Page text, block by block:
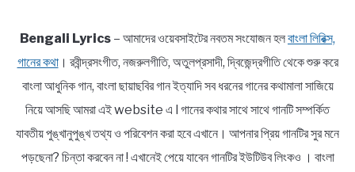
Bengali Lyrics – আমাদের ওয়েবসাইটের নবতম সংযোজন হলবাংলা লিরিক্স,
গানের কথা। রবীন্দ্রসংগীত, নজরুলগীতি, অতুলপ্রসাদী, দ্বিজেন্দ্রগীতি থেকে শুরু করে
বাংলা আধুনিক গান, বাংলা ছায়াছবির গান ইত্যাদি সব ধরনের গানের কথামালা সাজিয়ে
নিয়ে আসছি আমরা এই website এ l গানের কথার সাথে সাথে গানটি সম্পর্কিত
যাবতীয় পুঙ্খানুপুঙ্খ তথ্য ও পরিবেশন করা হবে এখানে। আপনার প্রিয় গানটির সুর মনে
পড়ছেনা? চিন্তা করবেন না ! এখানেই পেয়ে যাবেন গানটির ইউটিউব লিংকও । বাংলা